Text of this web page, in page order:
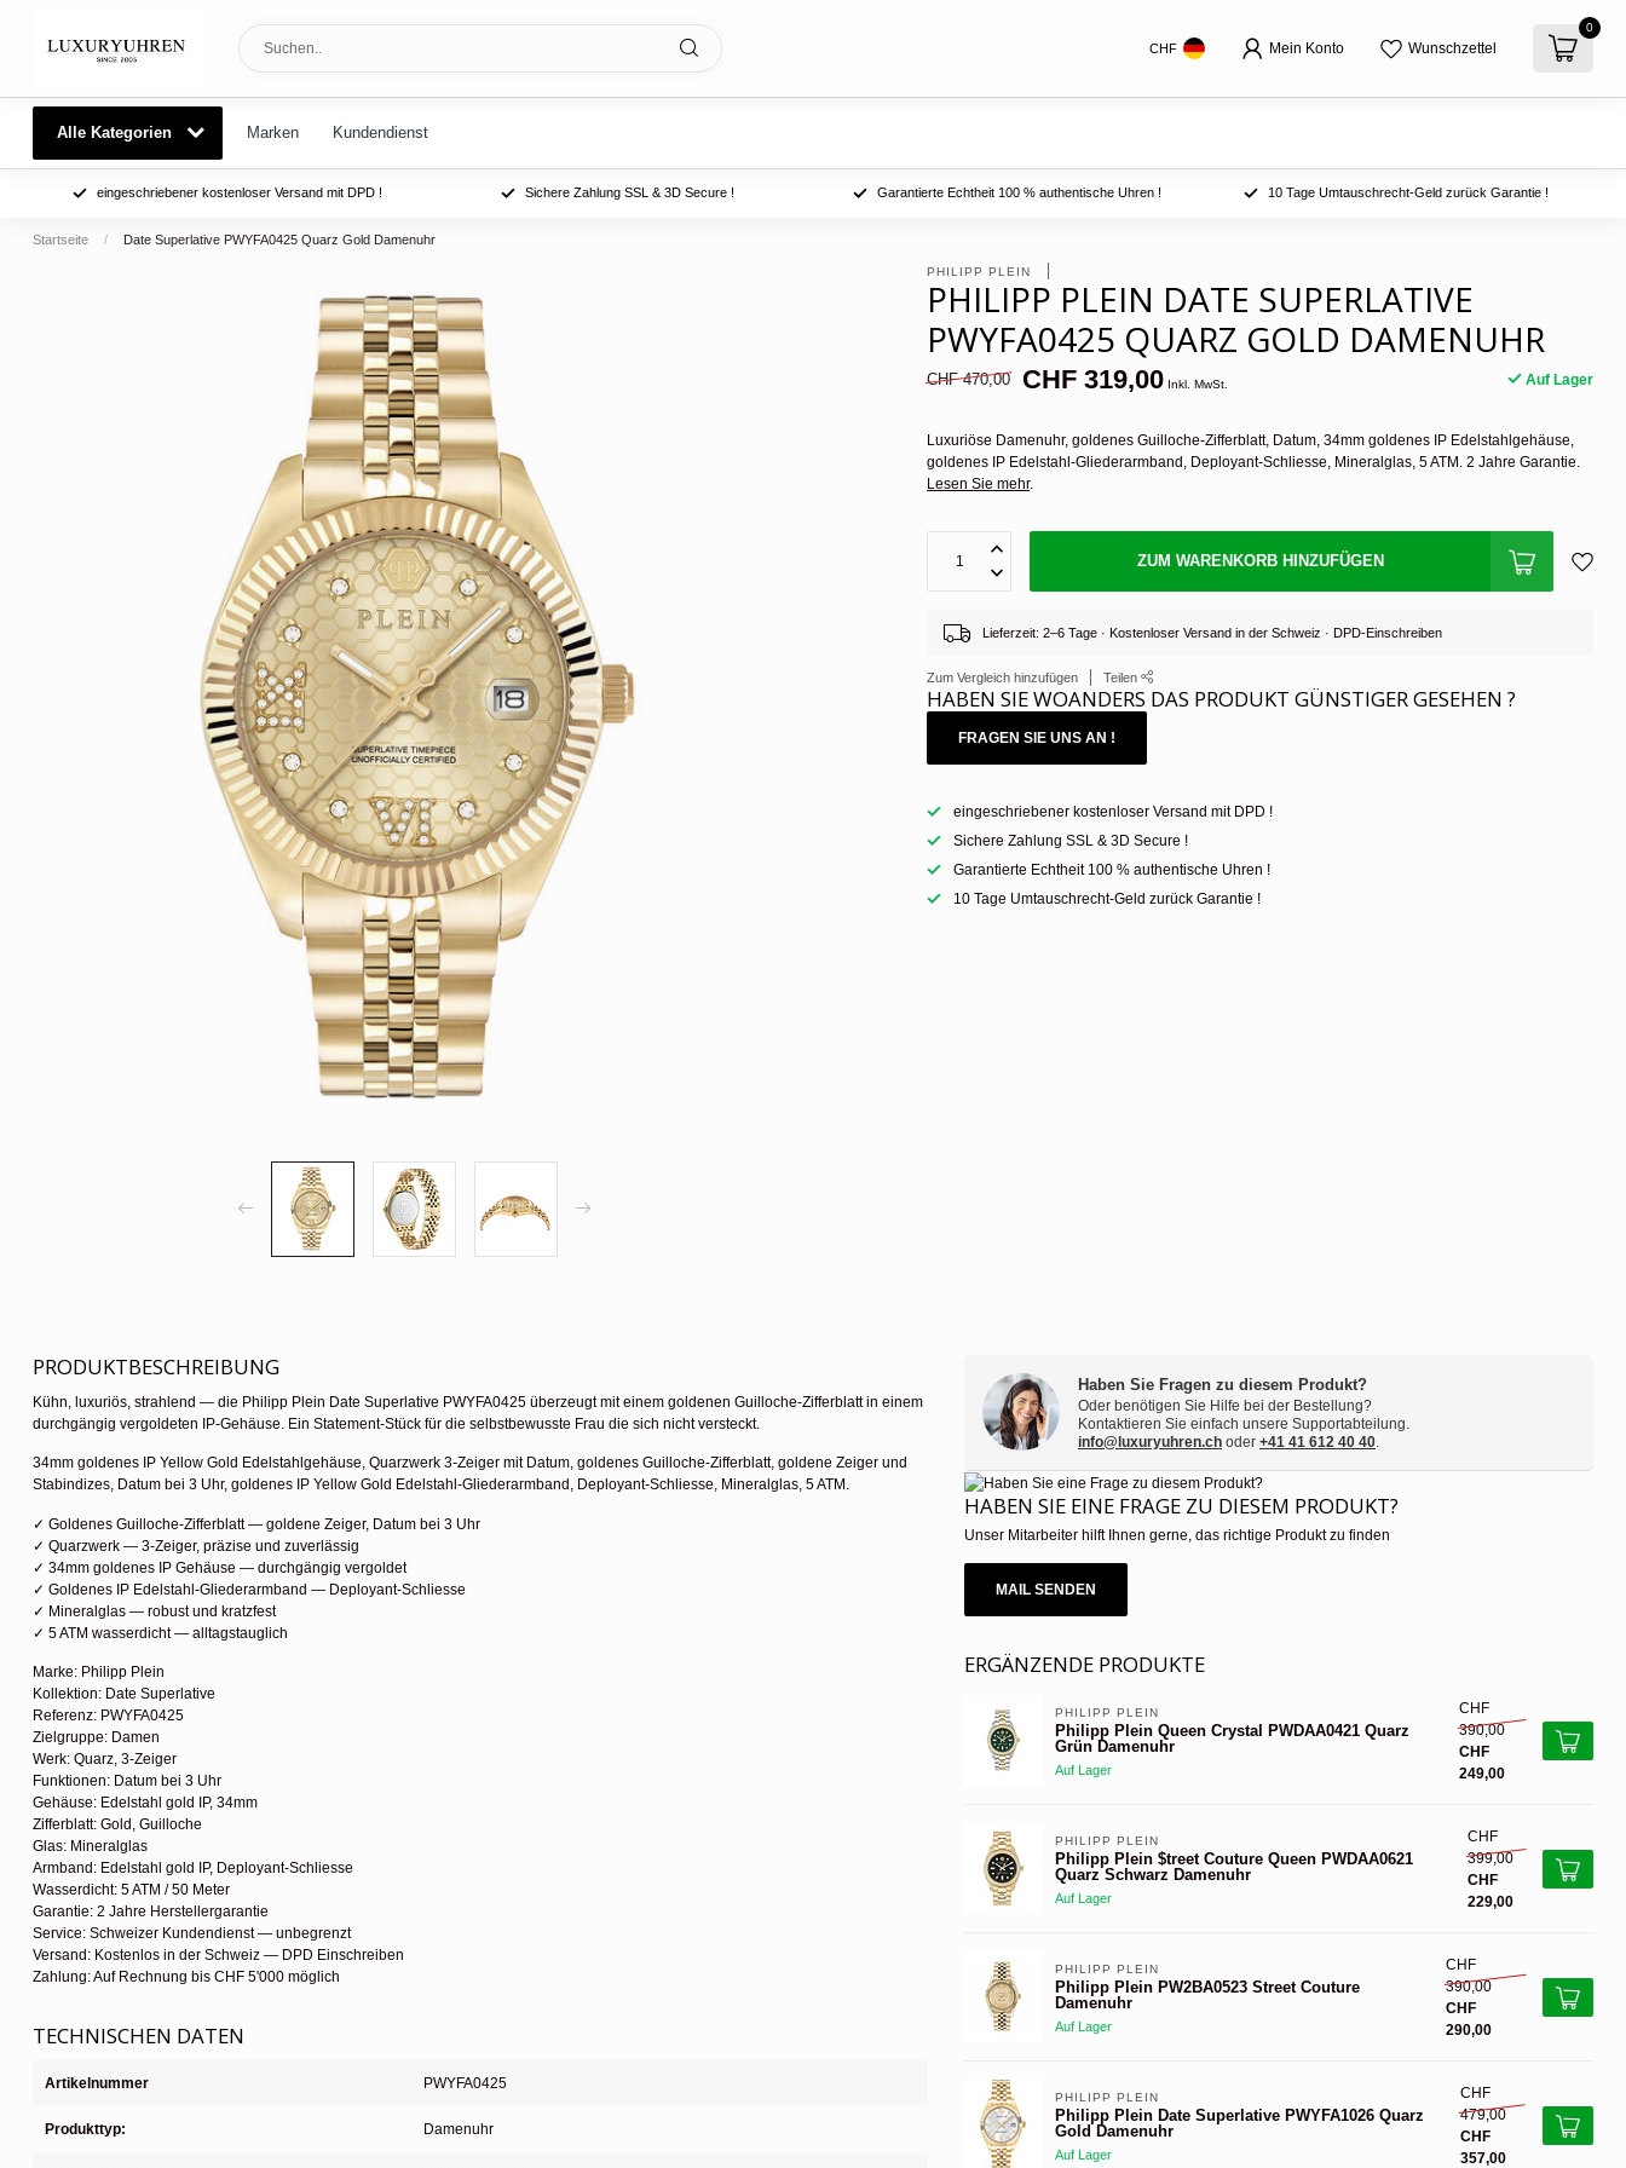
CHF Mein Konto Wunschzettel
0
Alle Kategorien Marken Kundendienst
eingeschriebener kostenloser Versand mit DPD ! Sichere Zahlung SSL & 3D Secure ! Garantierte Echtheit 100 % authentische Uhren ! 10 Tage Umtauschrecht-Geld zurück Garantie !
Startseite / Date Superlative PWYFA0425 Quarz Gold Damenuhr
PHILIPP PLEIN
PHILIPP PLEIN DATE SUPERLATIVE
PWYFA0425 QUARZ GOLD DAMENUHR
CHF 470,00 CHF 319,00 Inkl. MwSt. Auf Lager
Luxuriöse Damenuhr, goldenes Guilloche-Zifferblatt, Datum, 34mm goldenes IP Edelstahlgehäuse,
goldenes IP Edelstahl-Gliederarmband, Deployant-Schliesse, Mineralglas, 5 ATM. 2 Jahre Garantie.
Lesen Sie mehr.
ZUM WARENKORB HINZUFÜGEN
Lieferzeit: 2–6 Tage · Kostenloser Versand in der Schweiz · DPD-Einschreiben
Zum Vergleich hinzufügen Teilen
HABEN SIE WOANDERS DAS PRODUKT GÜNSTIGER GESEHEN ?
FRAGEN SIE UNS AN !
eingeschriebener kostenloser Versand mit DPD !
Sichere Zahlung SSL & 3D Secure !
Garantierte Echtheit 100 % authentische Uhren !
10 Tage Umtauschrecht-Geld zurück Garantie !
PRODUKTBESCHREIBUNG
Kühn, luxuriös, strahlend — die Philipp Plein Date Superlative PWYFA0425 überzeugt mit einem goldenen Guilloche-Zifferblatt in einem
durchgängig vergoldeten IP-Gehäuse. Ein Statement-Stück für die selbstbewusste Frau die sich nicht versteckt.
34mm goldenes IP Yellow Gold Edelstahlgehäuse, Quarzwerk 3-Zeiger mit Datum, goldenes Guilloche-Zifferblatt, goldene Zeiger und
Stabindizes, Datum bei 3 Uhr, goldenes IP Yellow Gold Edelstahl-Gliederarmband, Deployant-Schliesse, Mineralglas, 5 ATM.
✓ Goldenes Guilloche-Zifferblatt — goldene Zeiger, Datum bei 3 Uhr
✓ Quarzwerk — 3-Zeiger, präzise und zuverlässig
✓ 34mm goldenes IP Gehäuse — durchgängig vergoldet
✓ Goldenes IP Edelstahl-Gliederarmband — Deployant-Schliesse
✓ Mineralglas — robust und kratzfest
✓ 5 ATM wasserdicht — alltagstauglich
Marke: Philipp Plein
Kollektion: Date Superlative
Referenz: PWYFA0425
Zielgruppe: Damen
Werk: Quarz, 3-Zeiger
Funktionen: Datum bei 3 Uhr
Gehäuse: Edelstahl gold IP, 34mm
Zifferblatt: Gold, Guilloche
Glas: Mineralglas
Armband: Edelstahl gold IP, Deployant-Schliesse
Wasserdicht: 5 ATM / 50 Meter
Garantie: 2 Jahre Herstellergarantie
Service: Schweizer Kundendienst — unbegrenzt
Versand: Kostenlos in der Schweiz — DPD Einschreiben
Zahlung: Auf Rechnung bis CHF 5'000 möglich
TECHNISCHEN DATEN
Artikelnummer PWYFA0425
Produkttyp: Damenuhr
Haben Sie Fragen zu diesem Produkt?
Oder benötigen Sie Hilfe bei der Bestellung?
Kontaktieren Sie einfach unsere Supportabteilung.
info@luxuryuhren.ch oder +41 41 612 40 40.
HABEN SIE EINE FRAGE ZU DIESEM PRODUKT?
Unser Mitarbeiter hilft Ihnen gerne, das richtige Produkt zu finden
MAIL SENDEN
ERGÄNZENDE PRODUKTE
PHILIPP PLEIN
Philipp Plein Queen Crystal PWDAA0421 Quarz
Grün Damenuhr
Auf Lager
CHF
390,00
CHF
249,00
PHILIPP PLEIN
Philipp Plein $treet Couture Queen PWDAA0621
Quarz Schwarz Damenuhr
Auf Lager
CHF
399,00
CHF
229,00
PHILIPP PLEIN
Philipp Plein PW2BA0523 Street Couture
Damenuhr
Auf Lager
CHF
390,00
CHF
290,00
PHILIPP PLEIN
Philipp Plein Date Superlative PWYFA1026 Quarz
Gold Damenuhr
Auf Lager
CHF
479,00
CHF
357,00